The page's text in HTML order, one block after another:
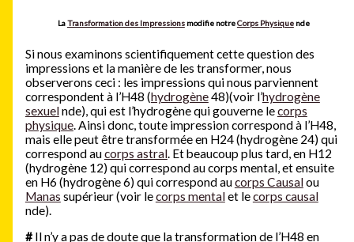
LaTransformation des Impressionsmodifie notreCorps Physiquende
Si nous examinons scientifiquement cette question des
impressions et la manière de les transformer, nous
observerons ceci : les impressions qui nous parviennent
correspondent à l’H48 (hydrogène48)(voir l’hydrogène
sexuelnde), qui est l’hydrogène qui gouverne lecorps
physique. Ainsi donc, toute impression correspond à l’H48,
mais elle peut être transformée en H24 (hydrogène 24) qui
correspond aucorps astral. Et beaucoup plus tard, en H12
(hydrogène 12) qui correspond au corps mental, et ensuite
en H6 (hydrogène 6) qui correspond aucorps Causalou
Manas supérieur (voir lecorps mentalet lecorps causal
nde).
#Il n’y a pas de doute que la transformation de l’H48 en